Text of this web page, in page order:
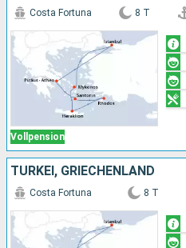
Vollpension
Costa Fortuna 8 T
TÜRKEI, GRIECHENLAND
Costa Fortuna 8 T